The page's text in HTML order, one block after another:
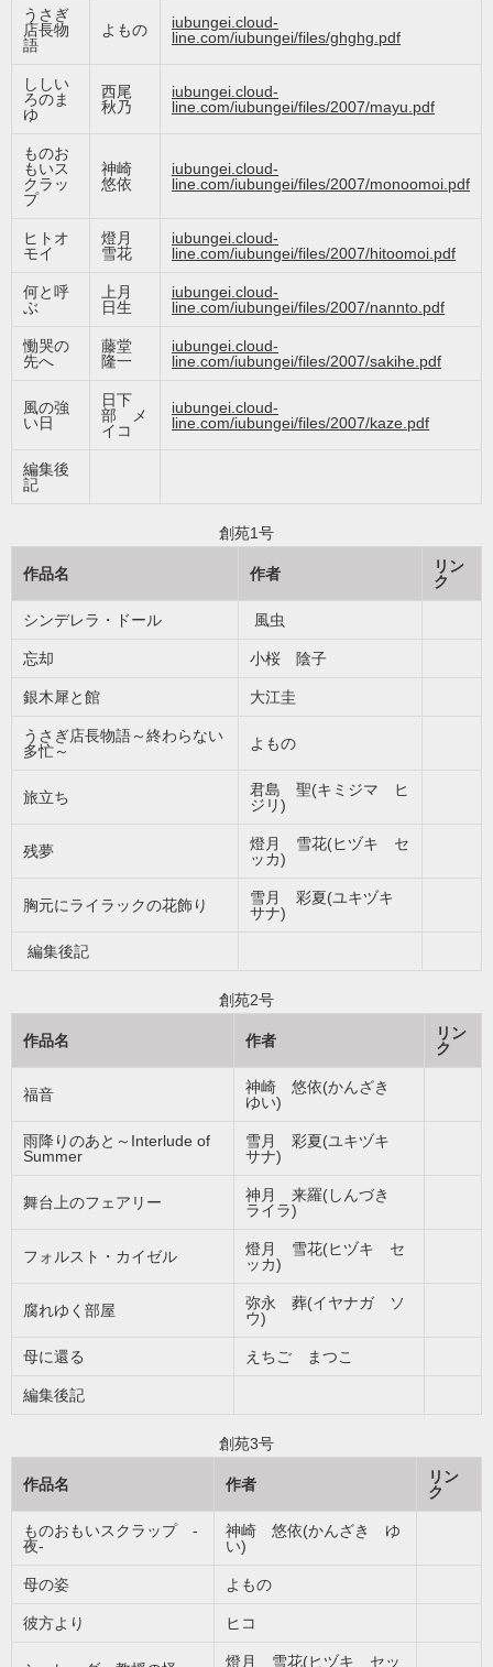
うさぎ
店長物
語
よもの
iubungei.cloud-
line.com/iubungei/files/ghghg.pdf
ししい
ろのま
ゆ
西尾
秋乃
iubungei.cloud-
line.com/iubungei/files/2007/mayu.pdf
ものお
もいス
クラッ
プ
神崎
悠依
iubungei.cloud-
line.com/iubungei/files/2007/monoomoi.pdf
ヒトオ
モイ
燈月
雪花
iubungei.cloud-
line.com/iubungei/files/2007/hitoomoi.pdf
何と呼
ぶ
上月
日生
iubungei.cloud-
line.com/iubungei/files/2007/nannto.pdf
慟哭の
先へ
藤堂
隆一
iubungei.cloud-
line.com/iubungei/files/2007/sakihe.pdf
風の強
い日
日下
部 メ
イコ
iubungei.cloud-
line.com/iubungei/files/2007/kaze.pdf
編集後
記
創苑1号
作品名 作者
リン
ク
シンデレラ・ドール 風虫
忘却 小桜 陰子
銀木犀と館 大江圭
うさぎ店長物語～終わらない
多忙～
よもの
旅立ち
君島 聖(キミジマ ヒ
ジリ)
残夢
燈月 雪花(ヒヅキ セ
ッカ)
胸元にライラックの花飾り
雪月 彩夏(ユキヅキ
サナ)
編集後記
創苑2号
作品名 作者
リン
ク
福音
神崎 悠依(かんざき
ゆい)
雨降りのあと～Interlude of
Summer
雪月 彩夏(ユキヅキ
サナ)
舞台上のフェアリー
神月 来羅(しんづき
ライラ)
フォルスト・カイゼル
燈月 雪花(ヒヅキ セ
ッカ)
腐れゆく部屋
弥永 葬(イヤナガ ソ
ウ)
母に還る えちご まつこ
編集後記
創苑3号
作品名 作者
リン
ク
ものおもいスクラップ -
夜-
神崎 悠依(かんざき ゆ
い)
母の姿 よもの
彼方より ヒコ
燈月 雪花(ヒヅキ セッ